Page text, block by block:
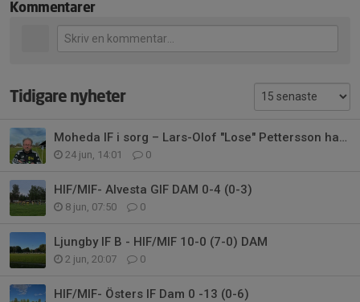
Kommentarer
Tidigare nyheter
Moheda IF i sorg – Lars-Olof "Lose" Pettersson har gått bort
24 jun, 14:01 0
HIF/MIF- Alvesta GIF DAM 0-4 (0-3)
8 jun, 07:50 0
Ljungby IF B - HIF/MIF 10-0 (7-0) DAM
2 jun, 20:07 0
HIF/MIF- Östers IF Dam 0 -13 (0-6)